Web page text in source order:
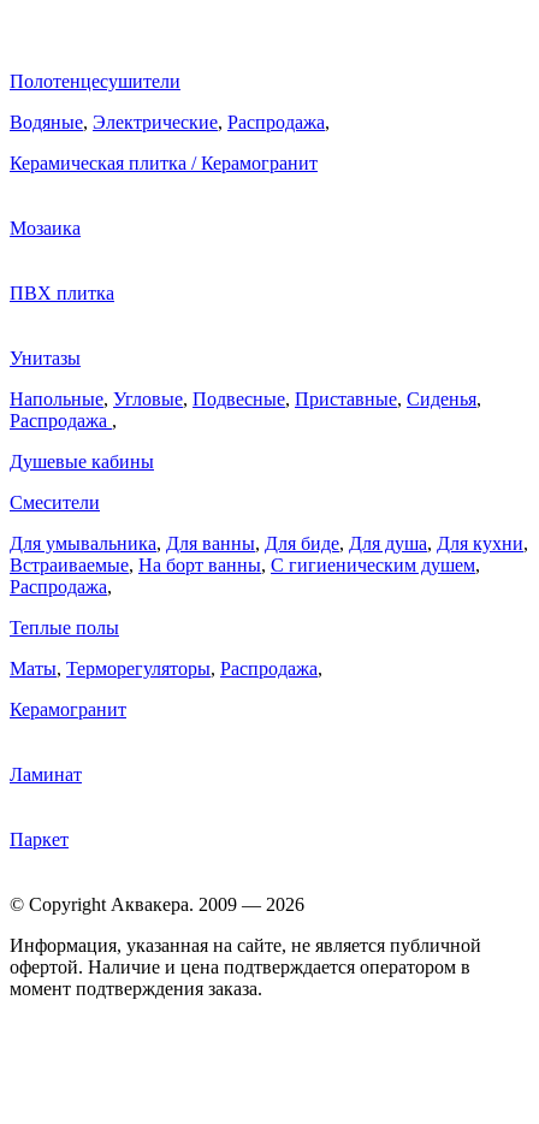
Полотенцесушители
Водяные, Электрические, Распродажа,
Керамическая плитка / Керамогранит
Мозаика
ПВХ плитка
Унитазы
Напольные, Угловые, Подвесные, Приставные, Сиденья,
Распродажа ,
Душевые кабины
Смесители
Для умывальника, Для ванны, Для биде, Для душа, Для кухни,
Встраиваемые, На борт ванны, C гигиеническим душем,
Распродажа,
Теплые полы
Маты, Терморегуляторы, Распродажа,
Керамогранит
Ламинат
Паркет
© Copyright Аквакера. 2009 — 2026
Информация, указанная на сайте, не является публичной
офертой. Наличие и цена подтверждается оператором в
момент подтверждения заказа.